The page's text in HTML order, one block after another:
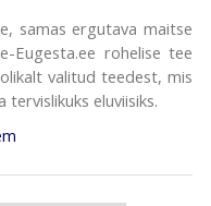
samas ergutava maitse
Eugesta.ee rohelise tee
valitud teedest, mis
tervislikuks eluviisiks.